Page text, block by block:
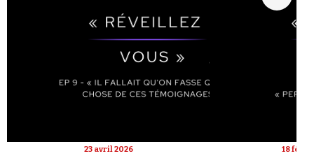
23 avril 2026 18